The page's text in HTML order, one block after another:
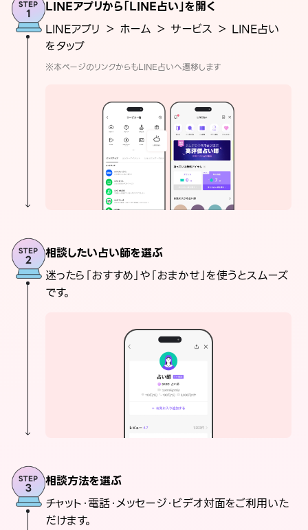
LINEアプリから「LINE占い」を開く
LINEアプリ ＞ ホーム ＞ サービス ＞ LINE占い
をタップ
※本ページのリンクからもLINE占いへ遷移します
相談したい占い師を選ぶ
迷ったら「おすすめ」や「おまかせ」を使うとスムーズ
です。
相談方法を選ぶ
チャット・電話・メッセージ・ビデオ対面をご利用いた
だけます。